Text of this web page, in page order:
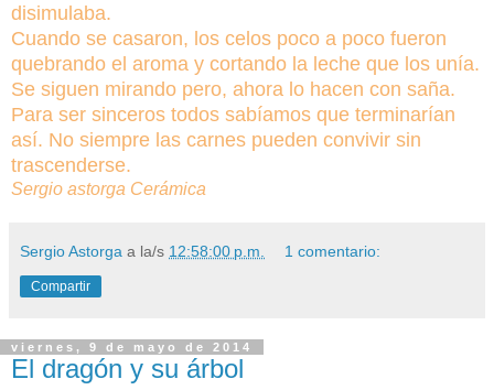
disimulaba.
Cuando se casaron, los celos poco a poco fueron
quebrando el aroma y cortando la leche que los unía.
Se siguen mirando pero, ahora lo hacen con saña.
Para ser sinceros todos sabíamos que terminarían
así. No siempre las carnes pueden convivir sin
trascenderse.
Sergio astorga Cerámica
Sergio Astorga a la/s 12:58:00 p.m. 1 comentario:
Compartir
viernes, 9 de mayo de 2014
El dragón y su árbol